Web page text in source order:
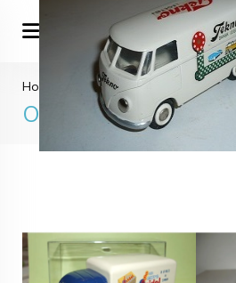
Home Other Cars & Trucks
Other Cars & Trucks